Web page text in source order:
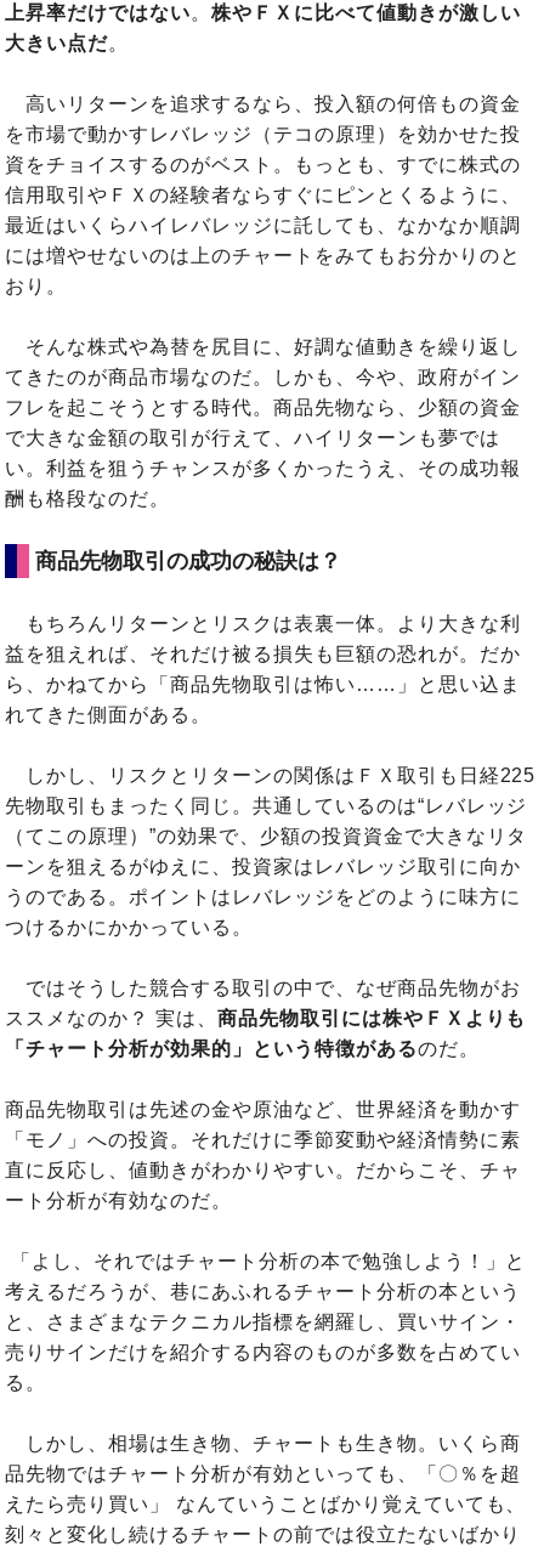
上昇率だけではない。株やＦＸに比べて値動きが激しい
大きい点だ。
高いリターンを追求するなら、投入額の何倍もの資金
を市場で動かすレバレッジ（テコの原理）を効かせた投
資をチョイスするのがベスト。もっとも、すでに株式の
信用取引やＦＸの経験者ならすぐにピンとくるように、
最近はいくらハイレバレッジに託しても、なかなか順調
には増やせないのは上のチャートをみてもお分かりのと
おり。
そんな株式や為替を尻目に、好調な値動きを繰り返し
てきたのが商品市場なのだ。しかも、今や、政府がイン
フレを起こそうとする時代。商品先物なら、少額の資金
で大きな金額の取引が行えて、ハイリターンも夢では
い。利益を狙うチャンスが多くかったうえ、その成功報
酬も格段なのだ。
商品先物取引の成功の秘訣は？
もちろんリターンとリスクは表裏一体。より大きな利
益を狙えれば、それだけ被る損失も巨額の恐れが。だか
ら、かねてから「商品先物取引は怖い……」と思い込ま
れてきた側面がある。
しかし、リスクとリターンの関係はＦＸ取引も日経225
先物取引もまったく同じ。共通しているのは“レバレッジ
（てこの原理）”の効果で、少額の投資資金で大きなリタ
ーンを狙えるがゆえに、投資家はレバレッジ取引に向か
うのである。ポイントはレバレッジをどのように味方に
つけるかにかかっている。
ではそうした競合する取引の中で、なぜ商品先物がお
ススメなのか？ 実は、商品先物取引には株やＦＸよりも
「チャート分析が効果的」という特徴があるのだ。
商品先物取引は先述の金や原油など、世界経済を動かす
「モノ」への投資。それだけに季節変動や経済情勢に素
直に反応し、値動きがわかりやすい。だからこそ、チャ
ート分析が有効なのだ。
「よし、それではチャート分析の本で勉強しよう！」と
考えるだろうが、巷にあふれるチャート分析の本という
と、さまざまなテクニカル指標を網羅し、買いサイン・
売りサインだけを紹介する内容のものが多数を占めてい
る。
しかし、相場は生き物、チャートも生き物。いくら商
品先物ではチャート分析が有効といっても、「〇％を超
えたら売り買い」 なんていうことばかり覚えていても、
刻々と変化し続けるチャートの前では役立たないばかり